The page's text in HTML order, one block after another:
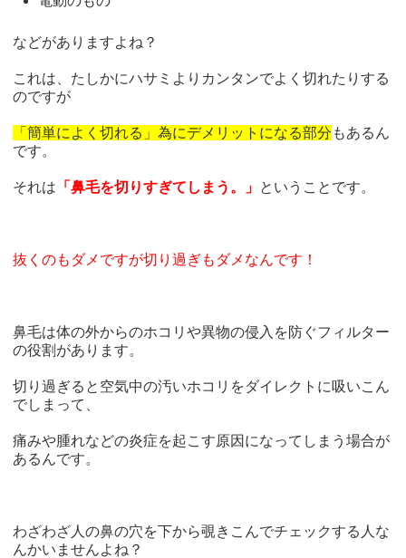
などがありますよね？
これは、たしかにハサミよりカンタンでよく切れたりする
のですが
「簡単によく切れる」為にデメリットになる部分 もあるん
です。
それは 「鼻毛を切りすぎてしまう。」 ということです。
抜くのもダメですが切り過ぎもダメなんです！
鼻毛は体の外からのホコリや異物の侵入を防ぐフィルター
の役割があります。
切り過ぎると空気中の汚いホコリをダイレクトに吸いこん
でしまって、
痛みや腫れなどの炎症を起こす原因になってしまう場合が
あるんです。
わざわざ人の鼻の穴を下から覗きこんでチェックする人な
んかいませんよね？